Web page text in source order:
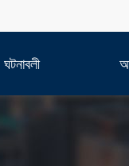
ঘটনাবলী